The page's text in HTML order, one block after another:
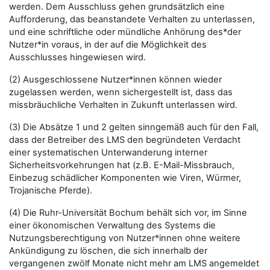
werden. Dem Ausschluss gehen grundsätzlich eine
Aufforderung, das beanstandete Verhalten zu unterlassen,
und eine schriftliche oder mündliche Anhörung des*der
Nutzer*in voraus, in der auf die Möglichkeit des
Ausschlusses hingewiesen wird.
(2) Ausgeschlossene Nutzer*innen können wieder
zugelassen werden, wenn sichergestellt ist, dass das
missbräuchliche Verhalten in Zukunft unterlassen wird.
(3) Die Absätze 1 und 2 gelten sinngemäß auch für den Fall,
dass der Betreiber des LMS den begründeten Verdacht
einer systematischen Unterwanderung interner
Sicherheitsvorkehrungen hat (z.B. E-Mail-Missbrauch,
Einbezug schädlicher Komponenten wie Viren, Würmer,
Trojanische Pferde).
(4) Die Ruhr-Universität Bochum behält sich vor, im Sinne
einer ökonomischen Verwaltung des Systems die
Nutzungsberechtigung von Nutzer*innen ohne weitere
Ankündigung zu löschen, die sich innerhalb der
vergangenen zwölf Monate nicht mehr am LMS angemeldet